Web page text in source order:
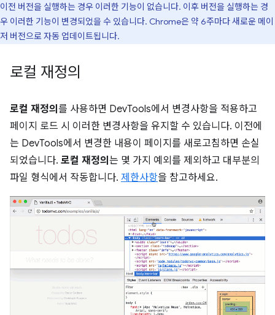
이전 버전을 실행하는 경우 이러한 기능이 없습니다. 이후 버전을 실행하는 경
우 이러한 기능이 변경되었을 수 있습니다. Chrome은 약 6주마다 새로운 메이
저 버전으로 자동 업데이트됩니다.
로컬 재정의
로컬 재정의 를 사용하면 DevTools에서 변경사항을 적용하고
페이지 로드 시 이러한 변경사항을 유지할 수 있습니다. 이전에
는 DevTools에서 변경한 내용이 페이지를 새로고침하면 손실
되었습니다. 로컬 재정의 는 몇 가지 예외를 제외하고 대부분의
파일 형식에서 작동합니다. 제한사항을 참고하세요.